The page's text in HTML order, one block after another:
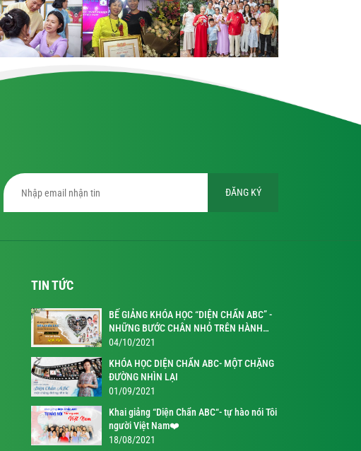
ĐĂNG KÝ
TIN TỨC
BẾ GIẢNG KHÓA HỌC “DIỆN CHẨN ABC” -
NHỮNG BƯỚC CHÂN NHỎ TRÊN HÀNH
TRÌNH KỲ DIỆU
04/10/2021
KHÓA HỌC DIỆN CHẨN ABC- MỘT CHẶNG
ĐƯỜNG NHÌN LẠI
01/09/2021
Khai giảng “Diện Chẩn ABC“- tự hào nói Tôi
người Việt Nam❤️
18/08/2021